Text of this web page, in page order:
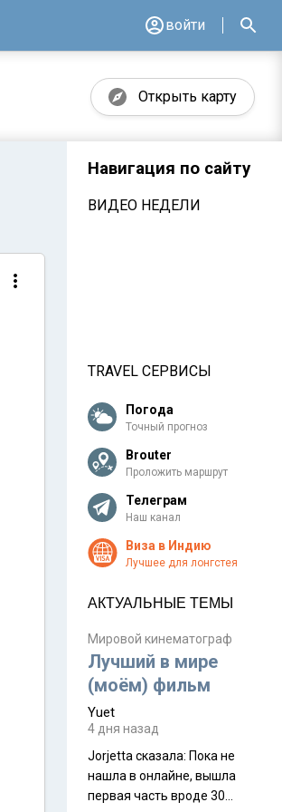
войти
Открыть карту
Навигация по сайту
ВИДЕО НЕДЕЛИ
TRAVEL СЕРВИСЫ
Погода
Точный прогноз
Brouter
Проложить маршрут
Телеграм
Наш канал
Виза в Индию
Лучшее для лонгстея
АКТУАЛЬНЫЕ ТЕМЫ
Мировой кинематограф
Лучший в мире
(моём) фильм
Yuet
4 дня назад
Jorjetta сказалa: Пока не
нашла в онлайне, вышла
первая часть вроде 30